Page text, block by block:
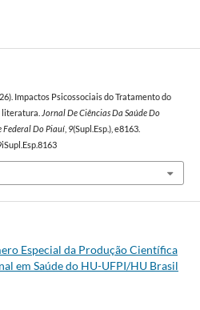
Impactos Psicossociais do Tratamento do
literatura. Jornal De Ciências Da Saúde Do
Do Piauí, 9(Supl.Esp.), e8163.
Especial da Produção Científica
em Saúde do HU-UFPI/HU Brasil